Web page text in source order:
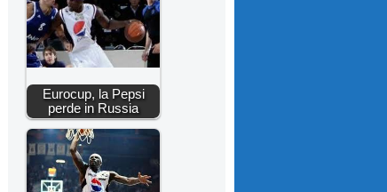
Eurocup, la Pepsi
perde in Russia